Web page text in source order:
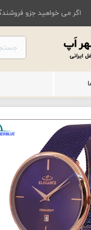
اگر می خواهید جزو